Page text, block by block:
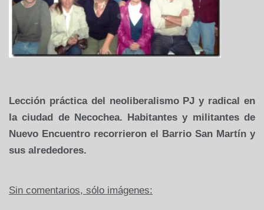
Lección práctica del neoliberalismo PJ y radical en
la ciudad de Necochea. Habitantes y militantes de
Nuevo Encuentro recorrieron el Barrio San Martín y
sus alrededores.
Sin comentarios, sólo imágenes: